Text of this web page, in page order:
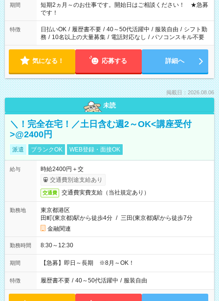
※週最低15時間以上の勤務が必要です
期間
短期2ヵ月～のお仕事です。開始日はご相談ください！ ★急募
です！
特徴 日払いOK / 履歴書不要 / 40～50代活躍中 / 服装自由 / シフト勤
務 / 10名以上の大量募集 / 電話対応なし / パソコンスキル不要
気になる！ 応募する 詳細へ
掲載日：2026.08.06
未読
＼！完全在宅！／土日含む週2～OK<講座受付
>@2400円
派遣 ブランクOK WEB登録・面接OK
給与
時給2400円＋交
交通費別途支給あり
交通費 交通費実費支給（当社規定あり）
勤務地
東京都港区
田町(東京都)駅から徒歩4分 / 三田(東京都)駅から徒歩7分
金融関連
勤務時間 8:30～12:30
期間 【急募】即日～長期 ※8月～OK！
特徴 履歴書不要 / 40～50代活躍中 / 服装自由